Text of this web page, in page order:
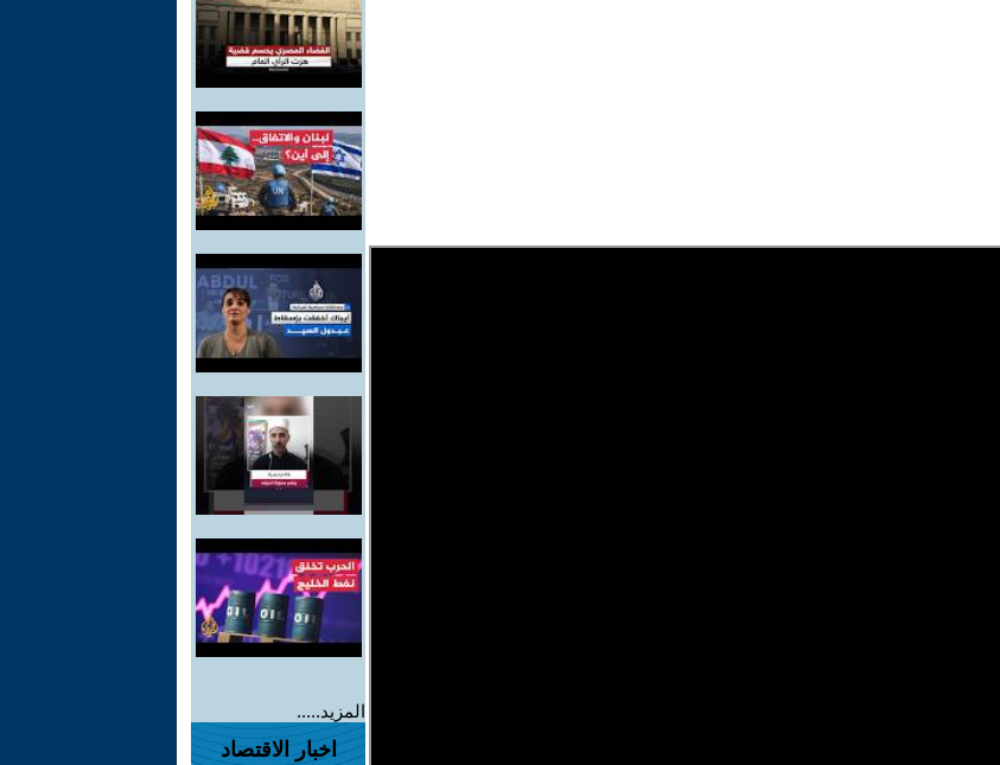
المزيد.....
اخبار الاقتصاد